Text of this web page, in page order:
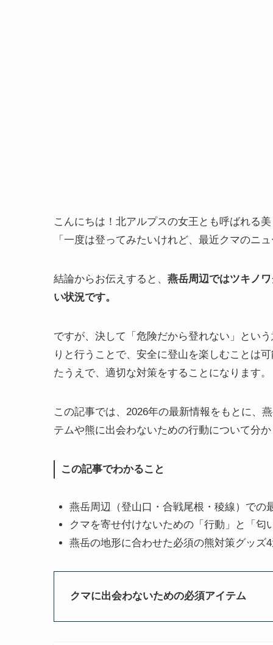
こんにちは！北アルプスの女王とも呼ばれる
「一度は登ってみたいけれど、最近クマのニ
結論からお伝えすると、 燕岳周辺ではツキノ
い状況です。
ですが、決して「危険だから登れない」とい
りと行うことで、安全に登山を楽しむことは
たうえで、適切な対策をすることになります。
この記事では、2026年の最新情報をもとに、
テムや熊に出会わないための行動について分
この記事でわかること
燕岳周辺（登山口・合戦尾根・稜線）での
クマを寄せ付けないための「行動」と「匂
燕岳の地形に合わせた必須の熊対策グッズ
クマに出会わないための必須アイテム